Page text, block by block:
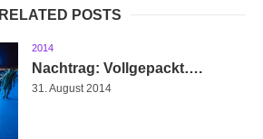
RELATED POSTS
2014
Nachtrag: Vollgepackt….
31. August 2014